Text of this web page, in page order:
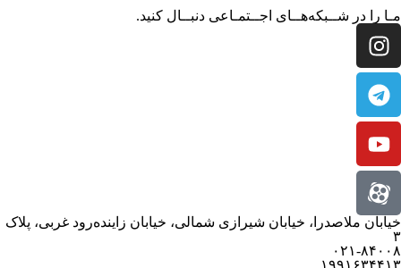
مـا را در شــبکه‌هــای اجــتمـاعی دنبــال کنید.
خیابان ملاصدرا، خیابان شیرازی شمالی، خیابان زاینده‌رود غربی، پلاک
۳
۰۲۱-۸۴۰۰۸